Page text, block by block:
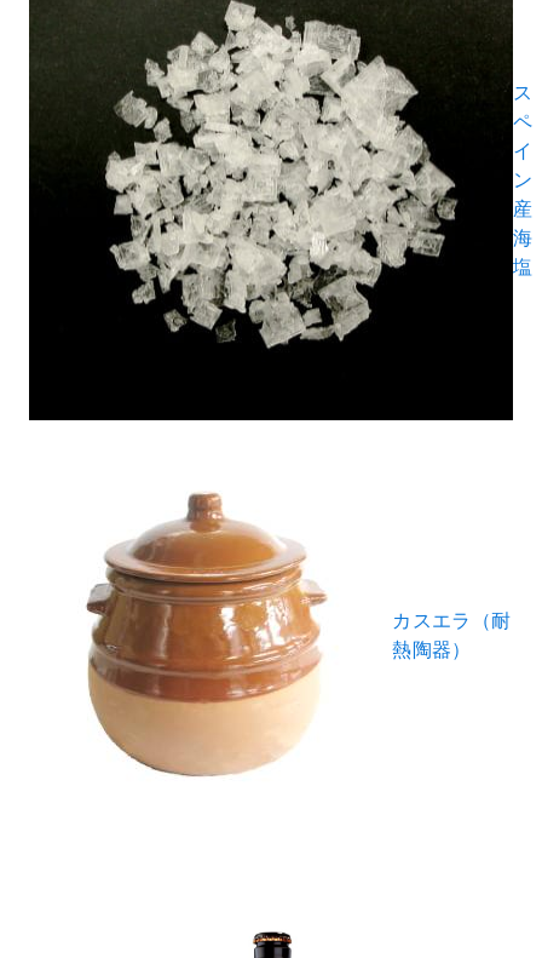
ス
ペ
イ
ン
産
海
塩
カスエラ（耐
熱陶器）